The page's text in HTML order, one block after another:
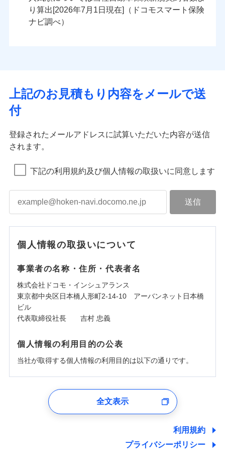
り算出[
年 月
日現在]（ドコモスマート保険
ナビ調べ）
上記のお見積もり内容をメールで送
付
登録されたメールアドレスに試算いただいた内容が送信
されます。
下記の利用規約及び個人情報の取扱いに同意します
個人情報の取扱いについて
事業者の名称・住所・代表者名
株式会社ドコモ・インシュアランス
東京都中央区日本橋人形町2-14-10 アーバンネット日本橋
ビル
代表取締役社長 吉村 忠義
個人情報の利用目的の公表
当社が取得する個人情報の利用目的は以下の通りです。
ユーザー登録受付および、管理のため
しくは委託を受けている保険会社・提携会社の保険その他に
関する情報を提供し、金融商品等の契約を勧奨するため、ま
た維持管理等の委託業務遂行のため、またそれらに付帯、関
全文表示
利用規約
プライバシーポリシー